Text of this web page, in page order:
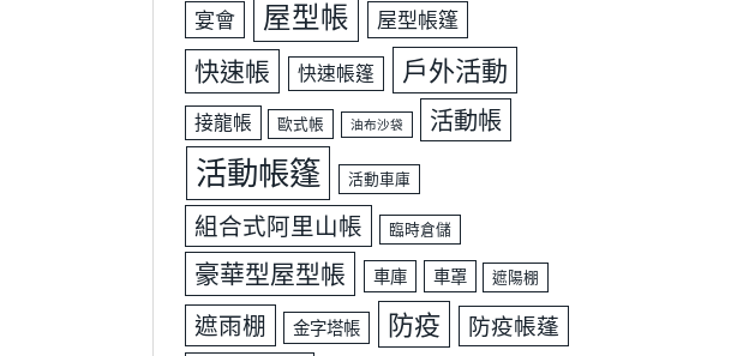
宴會 屋型帳 屋型帳篷
快速帳 快速帳篷 戶外活動
接龍帳 歐式帳 油布沙袋 活動帳
活動帳篷 活動車庫
組合式阿里山帳 臨時倉儲
豪華型屋型帳 車庫 車罩 遮陽棚
遮雨棚 金字塔帳 防疫 防疫帳蓬